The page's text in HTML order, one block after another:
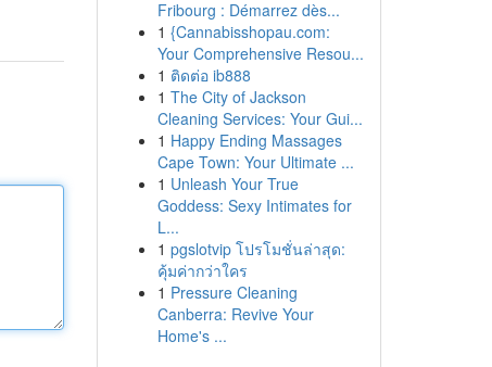
Fribourg : Démarrez dès...
1 {Cannabisshopau.com:
Your Comprehensive Resou...
1 ติดต่อ ib888
1 The City of Jackson
Cleaning Services: Your Gui...
1 Happy Ending Massages
Cape Town: Your Ultimate ...
1 Unleash Your True
Goddess: Sexy Intimates for
L...
1 pgslotvip โปรโมชั่นล่าสุด:
คุ้มค่ากว่าใคร
1 Pressure Cleaning
Canberra: Revive Your
Home's ...